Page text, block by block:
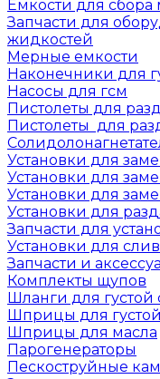
Емкости для сбора
Запчасти для
жидкостей
Мерные емкости
Наконечники для
Насосы для гсм
Пистолеты для
Пистолеты для
Установки для
Установки для
Установки для
Установки для
Запчасти для
Установки для
Запчасти и
Комплекты щупов
Шланги для густой
Шприцы для
Шприцы для масла
Парогенераторы
Пескоструйные